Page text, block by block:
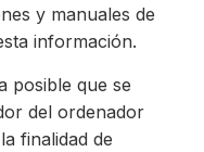
y manuales de
información.
posible que se
del ordenador
finalidad de